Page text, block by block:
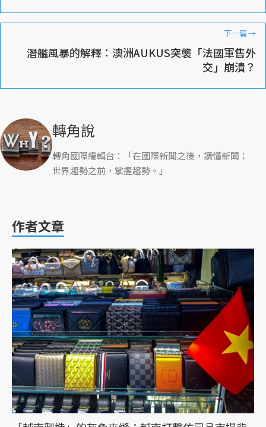
下一篇→
潛艦風暴的解釋：澳洲AUKUS突襲「法國軍售外
交」崩潰？
轉角說
轉角國際編輯台：「在國際新聞之後，讀懂新聞；
世界趨勢之前，掌握趨勢。」
作者文章